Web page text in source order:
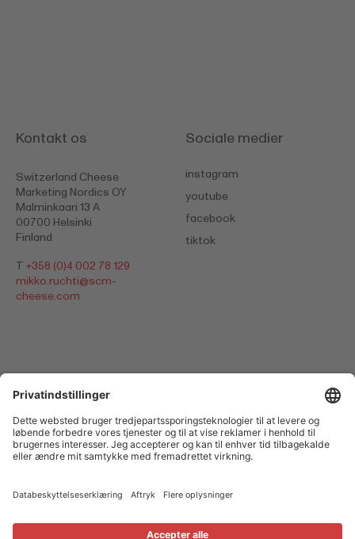
Kontakt os
Switzerland Cheese
Marketing Nordics OY
Malminkaari 13 A
00700 Helsinki
Finland
T +358 (0)4 002 78 129
mikko.ruchti@scm-
cheese.com
Sociale medier
instagram
youtube
facebook
tiktok